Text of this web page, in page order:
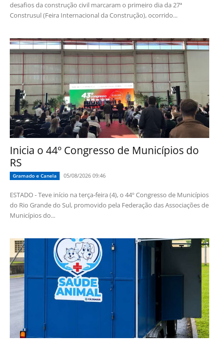
desafios da construção civil marcaram o primeiro dia da 27ª
Construsul (Feira Internacional da Construção), ocorrido...
Inicia o 44º Congresso de Municípios do
RS
Gramado e Canela 05/08/2026 09:46
ESTADO - Teve início na terça-feira (4), o 44º Congresso de Municípios
do Rio Grande do Sul, promovido pela Federação das Associações de
Municípios do...